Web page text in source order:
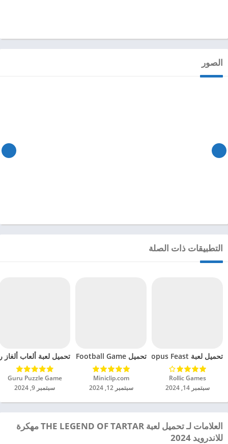
الصور
التطبيقات ذات الصلة
تحميل لعبة Octopus Feast مهكرة للاندرويد 2024
Rollic Games‏
سبتمبر 14, 2024
تحميل Soccer Hero PvP Football Game مهكرة للاندرويد 2024
Miniclip.com‏
سبتمبر 12, 2024
تحميل لعبة ألعاب ألغاز
Guru Puzzle Game‏
سبتمبر 9, 2024
العلامات لـ تحميل لعبة THE LEGEND OF TARTAR مهكرة
للاندرويد 2024